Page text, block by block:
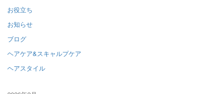
お役立ち
お知らせ
ブログ
ヘアケア&スキャルプケア
ヘアスタイル